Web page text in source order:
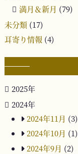
満月＆新月 (79)
未分類(17)
耳寄り情報 (4)
2025年
2024年
2024年11月 (3)
2024年10月 (1)
2024年9月 (2)